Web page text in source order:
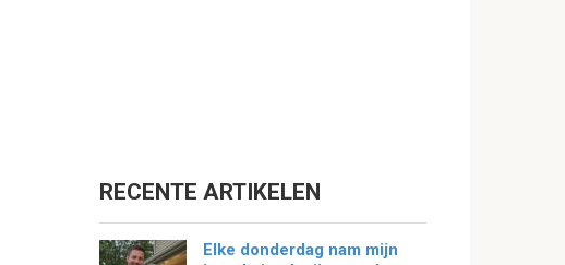
RECENTE ARTIKELEN
Elke donderdag nam mijn